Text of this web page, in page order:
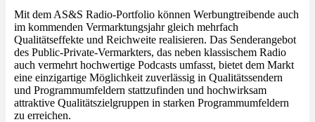
Mit dem AS&S Radio-Portfolio können Werbungtreibende auch
im kommenden Vermarktungsjahr gleich mehrfach
Qualitätseffekte und Reichweite realisieren. Das Senderangebot
des Public-Private-Vermarkters, das neben klassischem Radio
auch vermehrt hochwertige Podcasts umfasst, bietet dem Markt
eine einzigartige Möglichkeit zuverlässig in Qualitätssendern
und Programmumfeldern stattzufinden und hochwirksam
attraktive Qualitätszielgruppen in starken Programmumfeldern
zu erreichen.